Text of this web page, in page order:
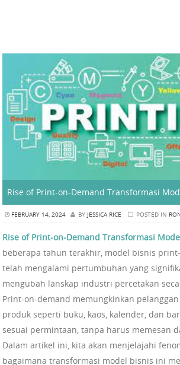
Rise of Print-on-Demand Transformasi
FEBRUARY 14, 2024 BY JESSICA RICE POSTED IN
Rise of Print-on-Demand Transformasi
beberapa tahun terakhir, model bisnis
telah mengalami pertumbuhan yang
mengubah lanskap industri percetakan
Print-on-demand memungkinkan
produk seperti buku, kaos, kalender, dan
sesuai permintaan, tanpa harus memesan
Dalam artikel ini, kita akan menjelajahi
bagaimana transformasi model bisnis ini